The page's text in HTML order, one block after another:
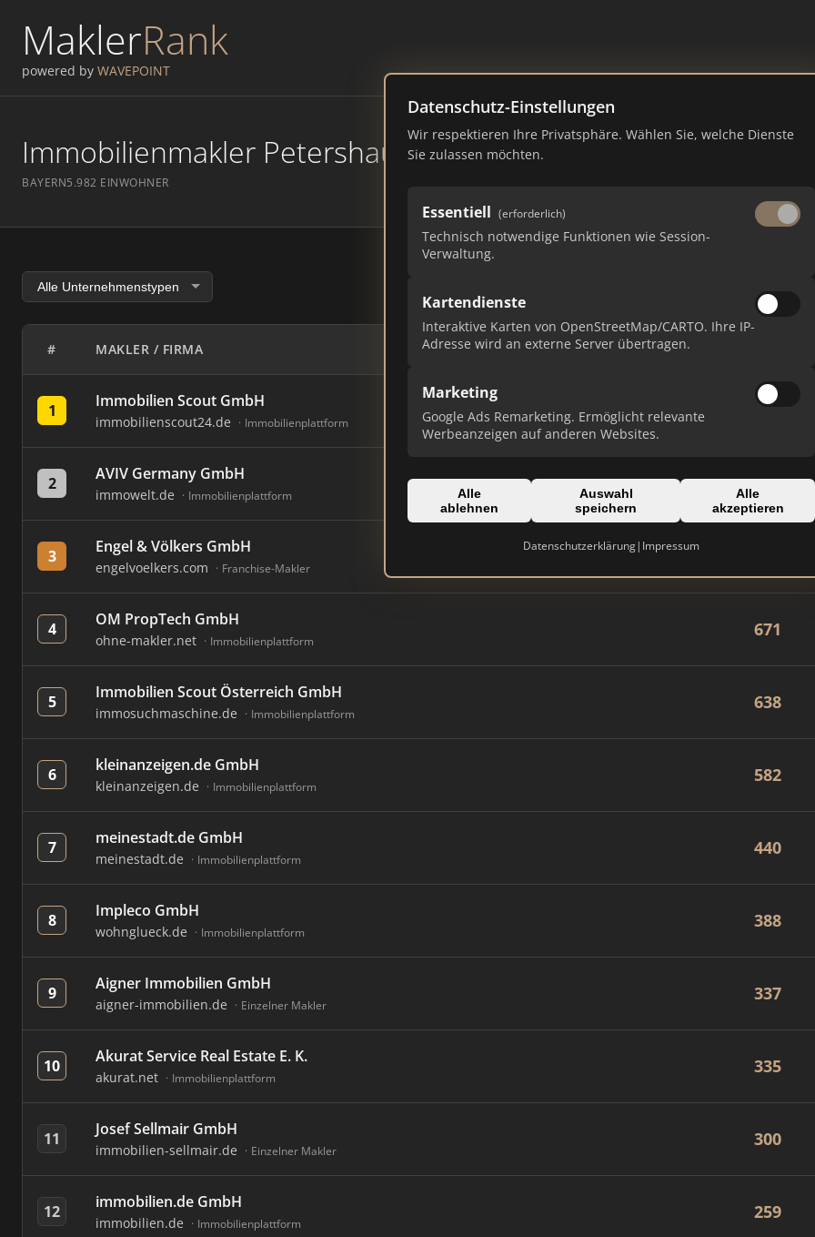
MaklerRank
powered by WAVEPOINT
Datenschutz-Einstellungen
Wir respektieren Ihre Privatsphäre. Wählen Sie, welche Dienste
Sie zulassen möchten.
Essentiell (erforderlich)
Technisch notwendige Funktionen wie Session-
Verwaltung.
Kartendienste
Interaktive Karten von OpenStreetMap/CARTO. Ihre IP-
Adresse wird an externe Server übertragen.
Marketing
Google Ads Remarketing. Ermöglicht relevante
Werbeanzeigen auf anderen Websites.
Alle
ablehnen
Auswahl
speichern
Alle
akzeptieren
Datenschutzerklärung| Impressum
Immobilienmakler Petershausen – Ranking Juli 2026
BAYERN5.982 EINWOHNER
# MAKLER / FIRMA
1 Immobilien Scout GmbH
immobilienscout24.de Immobilienplattform
877
2 AVIV Germany GmbH
immowelt.de Immobilienplattform
779
3 Engel & Völkers GmbH
engelvoelkers.com Franchise-Makler
4 OM PropTech GmbH
ohne-makler.net Immobilienplattform
671
5 Immobilien Scout Österreich GmbH
immosuchmaschine.de Immobilienplattform
638
6 kleinanzeigen.de GmbH
kleinanzeigen.de Immobilienplattform
582
7 meinestadt.de GmbH
meinestadt.de Immobilienplattform
440
8 Impleco GmbH
wohnglueck.de Immobilienplattform
388
9 Aigner Immobilien GmbH
aigner-immobilien.de Einzelner Makler
337
10 Akurat Service Real Estate E. K.
akurat.net Immobilienplattform
335
11 Josef Sellmair GmbH
immobilien-sellmair.de Einzelner Makler
300
12 immobilien.de GmbH
immobilien.de Immobilienplattform
259